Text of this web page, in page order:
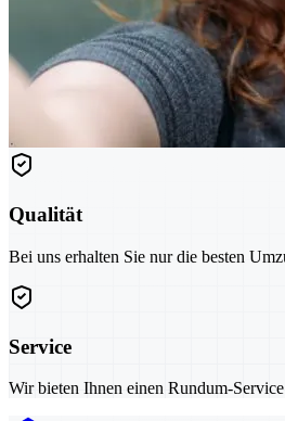
Qualität
Bei uns erhalten Sie nur die besten
Service
Wir bieten Ihnen einen Rundum-